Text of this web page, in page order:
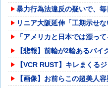
暴力行為法違反の疑いで、
リニア大阪延伸「工期示せ
「アメリカと日本では漂っ
【悲報】前輪が2輪あるバイ
【VCR RUST】キレまくる
【画像】お前らこの超美人